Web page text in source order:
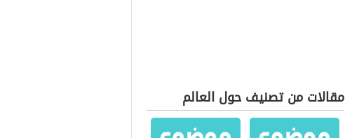
مقالات من تصنيف حول العالم